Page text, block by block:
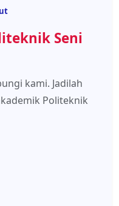
Seni
kami. Jadilah
Politeknik